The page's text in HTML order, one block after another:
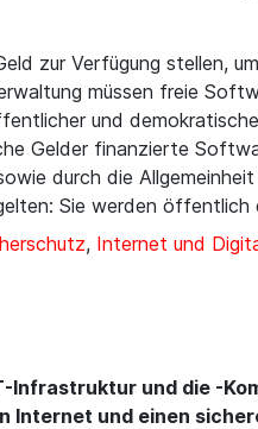
zur Verfügung stellen,
müssen freie
und
Gelder finanzierte
durch die
Sie werden
, Internet und
Infrastruktur und die -
Internet und einen